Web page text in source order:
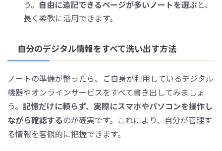
う。 自由に追記できるページが多いノートを選ぶと、
長く柔軟に活用できます。
自分のデジタル情報をすべて洗い出す方法
ノートの準備が整ったら、ご自身が利用しているデジタル
機器やオンラインサービスをすべて書き出してみましょ
う。 記憶だけに頼らず、実際にスマホやパソコンを操作し
ながら確認するのが確実です。これにより、自分が管理す
る情報を客観的に把握できます。